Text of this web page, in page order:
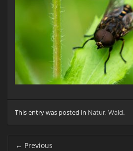
This entry was posted in Natur,Wald.
Post navigation
← Previous